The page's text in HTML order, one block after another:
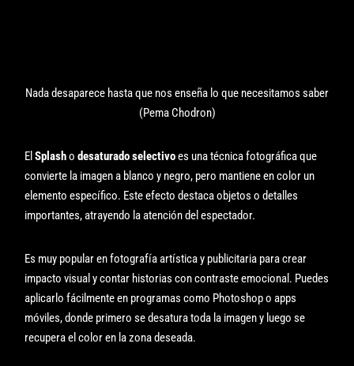
Nada desaparece hasta que nos enseña lo que necesitamos saber
(Pema Chodron)
ElSplashodesaturado selectivoes una técnica fotográfica que
convierte la imagen a blanco y negro, pero mantiene en color un
elemento específico. Este efecto destaca objetos o detalles
importantes, atrayendo la atención del espectador.
Es muy popular en fotografía artística y publicitaria para crear
impacto visual y contar historias con contraste emocional. Puedes
aplicarlo fácilmente en programas como Photoshop o apps
móviles, donde primero se desatura toda la imagen y luego se
recupera el color en la zona deseada.